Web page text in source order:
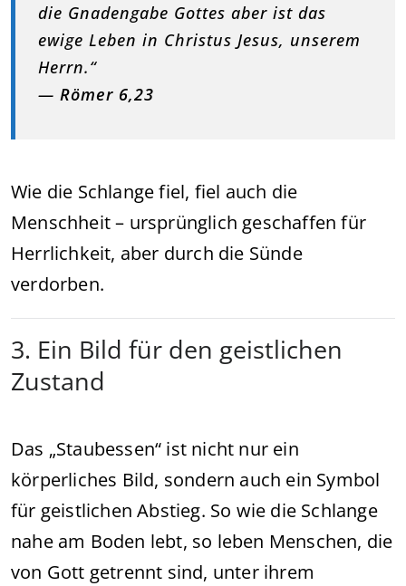
die Gnadengabe Gottes aber ist das
ewige Leben in Christus Jesus, unserem
Herrn.“
— Römer 6,23
Wie die Schlange fiel, fiel auch die
Menschheit – ursprünglich geschaffen für
Herrlichkeit, aber durch die Sünde
verdorben.
3. Ein Bild für den geistlichen
Zustand
Das „Staubessen“ ist nicht nur ein
körperliches Bild, sondern auch ein Symbol
für geistlichen Abstieg. So wie die Schlange
nahe am Boden lebt, so leben Menschen, die
von Gott getrennt sind, unter ihrem